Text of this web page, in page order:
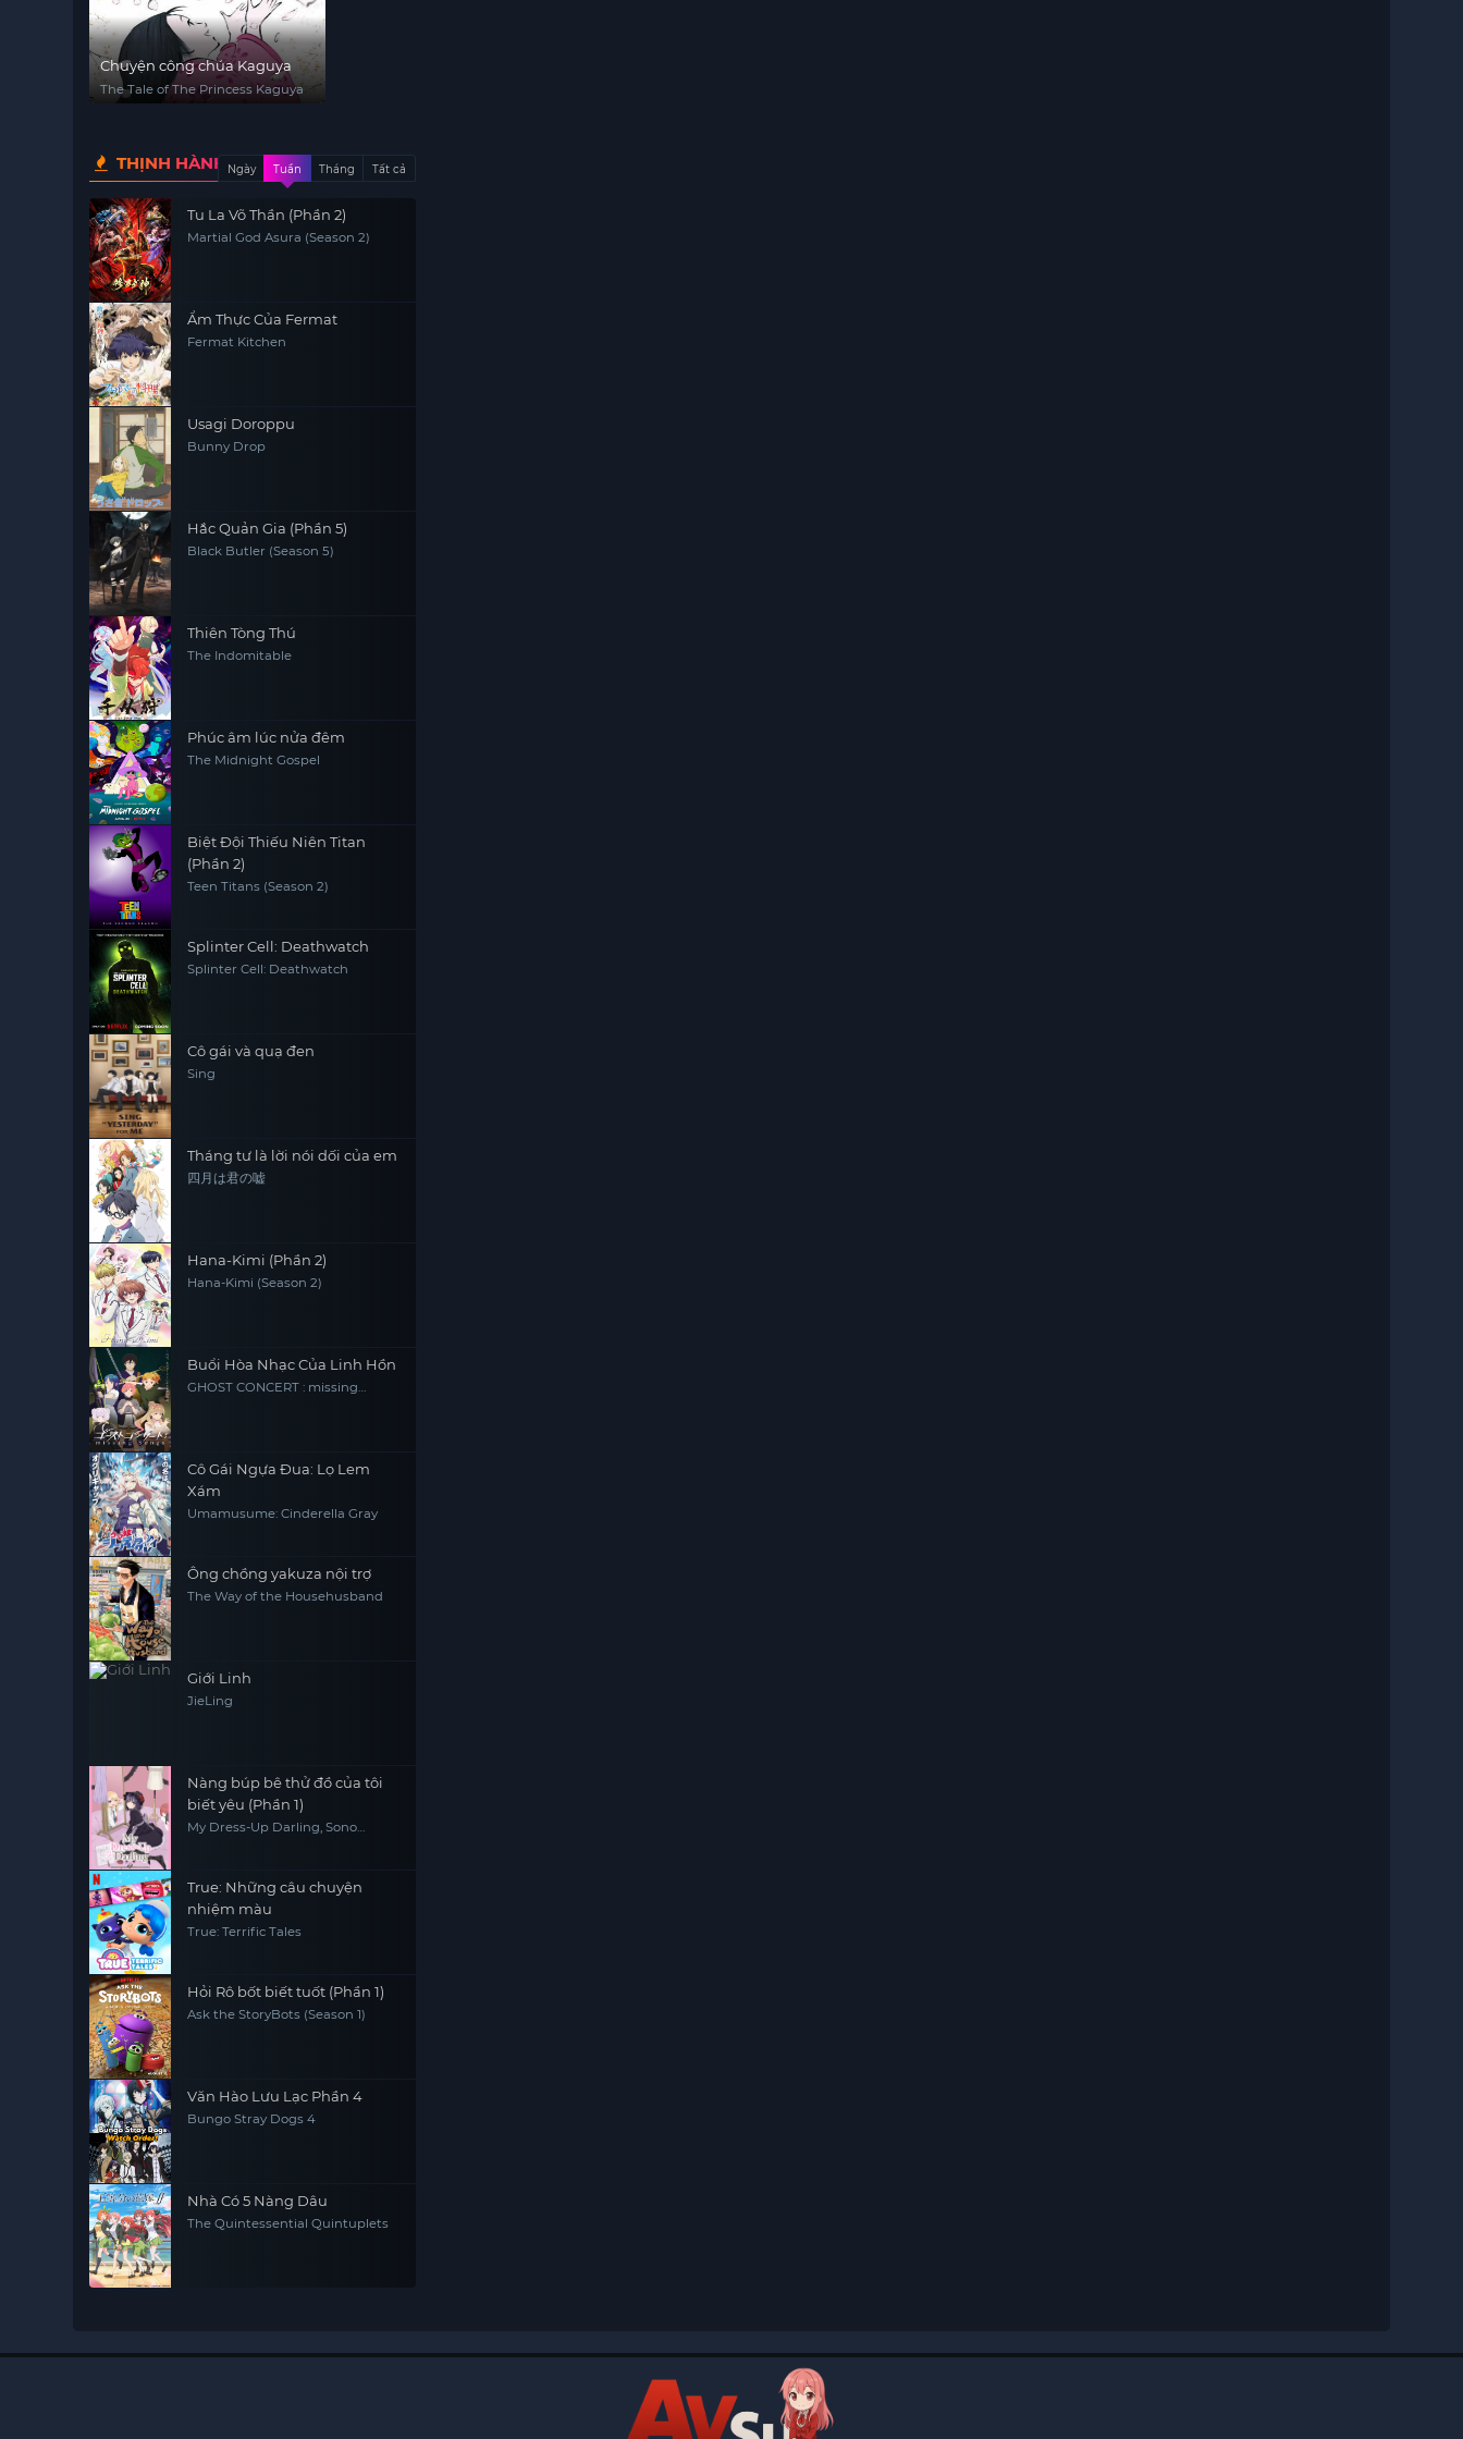
Chuyện công chúa Kaguya
The Tale of The Princess Kaguya
THỊNH HÀNHNgày Tuần Tháng Tất cả
Tu La Võ Thần (Phần 2)
Martial God Asura (Season 2)
Ẩm Thực Của Fermat
Fermat Kitchen
Usagi Doroppu
Bunny Drop
Hắc Quản Gia (Phần 5)
Black Butler (Season 5)
Thiên Tòng Thú
The Indomitable
Phúc âm lúc nửa đêm
The Midnight Gospel
Biệt Đội Thiếu Niên Titan
(Phần 2)
Teen Titans (Season 2)
Splinter Cell: Deathwatch
Splinter Cell: Deathwatch
Cô gái và quạ đen
Sing
Tháng tư là lời nói dối của em
四月は君の嘘
Hana-Kimi (Phần 2)
Hana-Kimi (Season 2)
Buổi Hòa Nhạc Của Linh Hồn
GHOST CONCERT : missing
Cô Gái Ngựa Đua: Lọ Lem
Xám
Umamusume: Cinderella Gray
Ông chồng yakuza nội trợ
The Way of the Househusband
Giới Linh
JieLing
Nàng búp bê thử đồ của tôi
biết yêu (Phần 1)
My Dress-Up Darling, Sono
True: Những câu chuyện
nhiệm màu
True: Terrific Tales
Hỏi Rô bốt biết tuốt (Phần 1)
Ask the StoryBots (Season 1)
Văn Hào Lưu Lạc Phần 4
Bungo Stray Dogs 4
Nhà Có 5 Nàng Dâu
The Quintessential Quintuplets